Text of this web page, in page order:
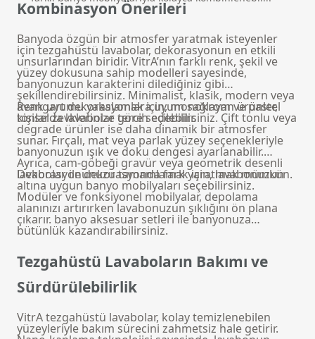
Kombinasyon Önerileri
Banyoda özgün bir atmosfer yaratmak isteyenler
için tezgahüstü lavabolar, dekorasyonun en etkili
unsurlarından biridir. VitrA’nın farklı renk, şekil ve
yüzey dokusuna sahip modelleri sayesinde,
banyonuzun karakterini dilediğiniz gibi
şekillendirebilirsiniz. Minimalist, klasik, modern veya
avangart dekorasyonlara uyum sağlayan ürünler,
kişisel zevklerinize göre seçilebilir.
Renk uyumu yakalamak için, monokrom ve pastel
tonlarda lavabolar tercih edebilirsiniz. Çift tonlu veya
degrade ürünler ise daha dinamik bir atmosfer
sunar. Fırçalı, mat veya parlak yüzey seçenekleriyle
banyonuzun ışık ve doku dengesi ayarlanabilir.
Ayrıca, cam-göbeği gravür veya geometrik desenli
lavabolar ile dekorasyonda fark yaratmak mümkün.
Dekorasyonunuzu tamamlamak için, lavabonuzun
altına uygun banyo mobilyaları seçebilirsiniz.
Modüler ve fonksiyonel mobilyalar, depolama
alanınızı artırırken lavabonuzun şıklığını ön plana
çıkarır. banyo aksesuar setleri ile banyonuza
bütünlük kazandırabilirsiniz.
Tezgahüstü Lavaboların Bakımı ve
Sürdürülebilirlik
VitrA tezgahüstü lavabolar, kolay temizlenebilen
yüzeyleriyle bakım sürecini zahmetsiz hale getirir.